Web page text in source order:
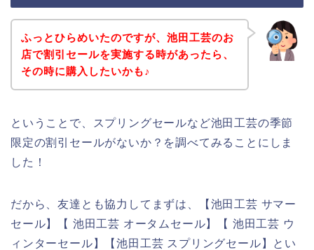
ふっとひらめいたのですが、池田工芸のお
店で割引セールを実施する時があったら、
その時に購入したいかも♪
ということで、スプリングセールなど池田工芸の季節
限定の割引セールがないか？を調べてみることにしま
した！
だから、友達とも協力してまずは、【池田工芸 サマー
セール】【 池田工芸 オータムセール】【 池田工芸 ウ
ィンターセール】【池田工芸 スプリングセール】とい